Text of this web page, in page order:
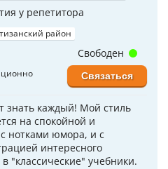
у репетитора
район
каждый! Мой стиль
на спокойной и
нотками юмора, и с
интересного
"классические" учебники.
Свободен
Связаться